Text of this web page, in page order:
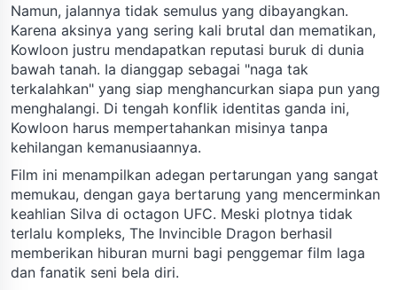
Namun, jalannya tidak semulus yang dibayangkan.
Karena aksinya yang sering kali brutal dan mematikan,
Kowloon justru mendapatkan reputasi buruk di dunia
bawah tanah. Ia dianggap sebagai "naga tak
terkalahkan" yang siap menghancurkan siapa pun yang
menghalangi. Di tengah konflik identitas ganda ini,
Kowloon harus mempertahankan misinya tanpa
kehilangan kemanusiaannya.
Film ini menampilkan adegan pertarungan yang sangat
memukau, dengan gaya bertarung yang mencerminkan
keahlian Silva di octagon UFC. Meski plotnya tidak
terlalu kompleks, The Invincible Dragon berhasil
memberikan hiburan murni bagi penggemar film laga
dan fanatik seni bela diri.